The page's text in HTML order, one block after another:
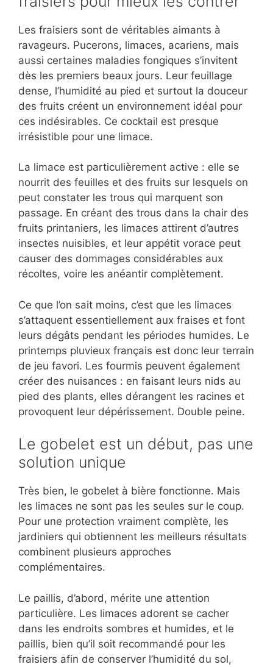
Les fraisiers sont de véritables aimants à
ravageurs. Pucerons, limaces, acariens, mais
aussi certaines maladies fongiques s’invitent
dès les premiers beaux jours. Leur feuillage
dense, l’humidité au pied et surtout la douceur
des fruits créent un environnement idéal pour
ces indésirables. Ce cocktail est presque
irrésistible pour une limace.
La limace est particulièrement active : elle se
nourrit des feuilles et des fruits sur lesquels on
peut constater les trous qui marquent son
passage. En créant des trous dans la chair des
fruits printaniers, les limaces attirent d’autres
insectes nuisibles, et leur appétit vorace peut
causer des dommages considérables aux
récoltes, voire les anéantir complètement.
Ce que l’on sait moins, c’est que les limaces
s’attaquent essentiellement aux fraises et font
leurs dégâts pendant les périodes humides. Le
printemps pluvieux français est donc leur terrain
de jeu favori. Les fourmis peuvent également
créer des nuisances : en faisant leurs nids au
pied des plants, elles dérangent les racines et
provoquent leur dépérissement. Double peine.
Le gobelet est un début, pas une
solution unique
Très bien, le gobelet à bière fonctionne. Mais
les limaces ne sont pas les seules sur le coup.
Pour une protection vraiment complète, les
jardiniers qui obtiennent les meilleurs résultats
combinent plusieurs approches
complémentaires.
Le paillis, d’abord, mérite une attention
particulière. Les limaces adorent se cacher
dans les endroits sombres et humides, et le
paillis, bien qu’il soit recommandé pour les
fraisiers afin de conserver l’humidité du sol,